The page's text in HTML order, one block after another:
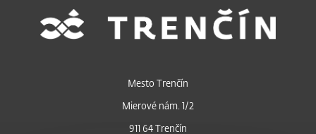
Mesto Trenčín
Mierové nám. 1/2
911 64 Trenčín